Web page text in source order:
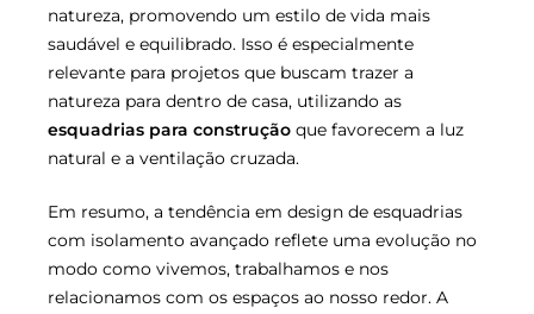
natureza, promovendo um estilo de vida mais
saudável e equilibrado. Isso é especialmente
relevante para projetos que buscam trazer a
natureza para dentro de casa, utilizando as
esquadrias para construção que favorecem a luz
natural e a ventilação cruzada.
Em resumo, a tendência em design de esquadrias
com isolamento avançado reflete uma evolução no
modo como vivemos, trabalhamos e nos
relacionamos com os espaços ao nosso redor. A